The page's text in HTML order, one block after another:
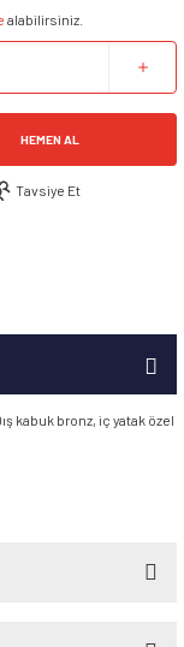
alabilirsiniz.
HEMEN AL
Tavsiye Et
kabuk bronz, iç yatak özel